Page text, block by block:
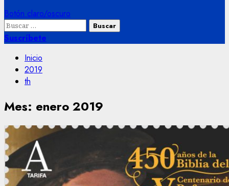
Botón claro/oscuro
Buscar:
Suscríbete
Inicio
2019
th
Mes: enero 2019